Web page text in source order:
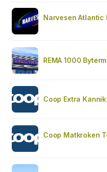
Narvesen Atlantic
REMA 1000
Coop Extra Kannik
Coop Matkroken